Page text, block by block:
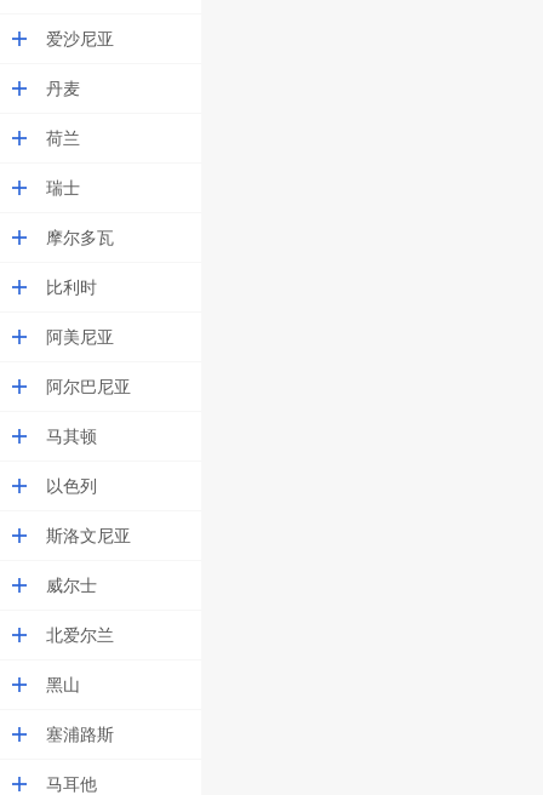
爱沙尼亚
丹麦
荷兰
瑞士
摩尔多瓦
比利时
阿美尼亚
阿尔巴尼亚
马其顿
以色列
斯洛文尼亚
威尔士
北爱尔兰
黑山
塞浦路斯
马耳他